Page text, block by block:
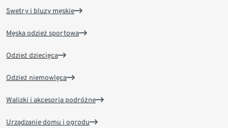
Swetry i bluzy męskie
Męska odzież sportowa
Odzież dziecięca
Odzież niemowlęca
Walizki i akcesoria podróżne
Urządzanie domu i ogrodu